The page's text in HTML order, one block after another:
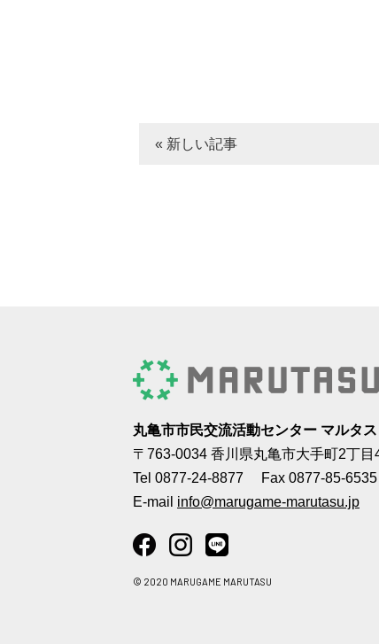
« 新しい記事
丸亀市市民交流活動センター マルタス
〒763-0034 香川県丸亀市大手町2丁目
Tel 0877-24-8877
Fax 0877-85-6535
E-mail info@marugame-marutasu.jp
© 2020 MARUGAME MARUTASU